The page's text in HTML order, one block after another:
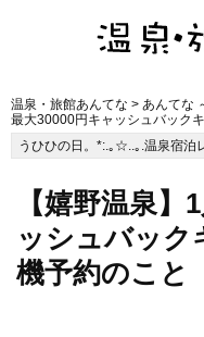
温泉・旅館あんてな > あんてな
最大30000円キャッシュバック
うひひの日。*:.｡☆..｡.温泉宿泊
【嬉野温泉】
ッシュバック
機予約のこと